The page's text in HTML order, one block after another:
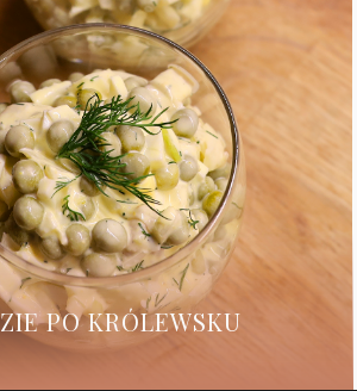
PO KRÓLEWSKU